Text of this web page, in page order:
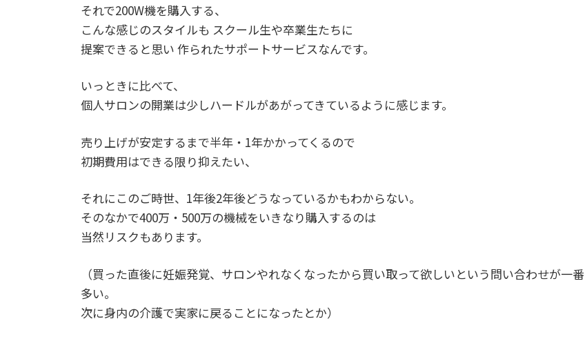
それで200W機を購入する、
こんな感じのスタイルも スクール生や卒業生たちに
提案できると思い 作られたサポートサービスなんです。
いっときに比べて、
個人サロンの開業は少しハードルがあがってきているように感じます。
売り上げが安定するまで半年・1年かかってくるので
初期費用はできる限り抑えたい、
それにこのご時世、1年後2年後どうなっているかもわからない。
そのなかで400万・500万の機械をいきなり購入するのは
当然リスクもあります。
（買った直後に妊娠発覚、サロンやれなくなったから買い取って欲しいという問い合わせが一番
多い。
次に身内の介護で実家に戻ることになったとか）